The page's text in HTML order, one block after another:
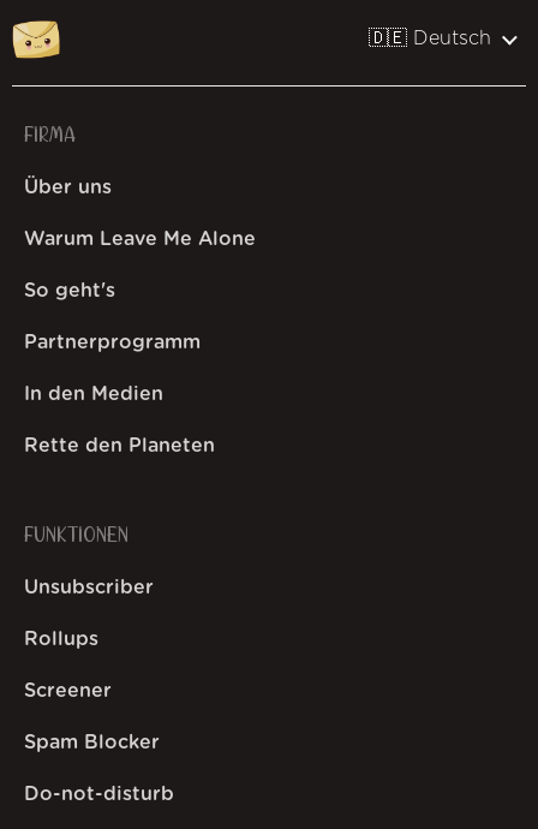
🇩🇪 Deutsch
FIRMA
Über uns
Warum Leave Me Alone
So geht's
Partnerprogramm
In den Medien
Rette den Planeten
FUNKTIONEN
Unsubscriber
Rollups
Screener
Spam Blocker
Do-not-disturb